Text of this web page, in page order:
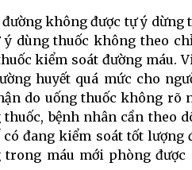
không được tự ý dừng
dùng thuốc không theo
kiểm soát đường máu.
huyết quá mức cho
do uống thuốc không rõ
bệnh nhân cần theo
đang kiểm soát tốt lượng
máu mới phòng được